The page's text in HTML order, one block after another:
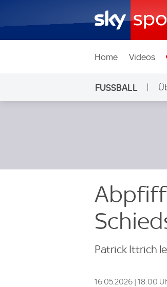
Home Videos
FUSSBALL
Patrick Ittrich
16.05.2026 | 18:00